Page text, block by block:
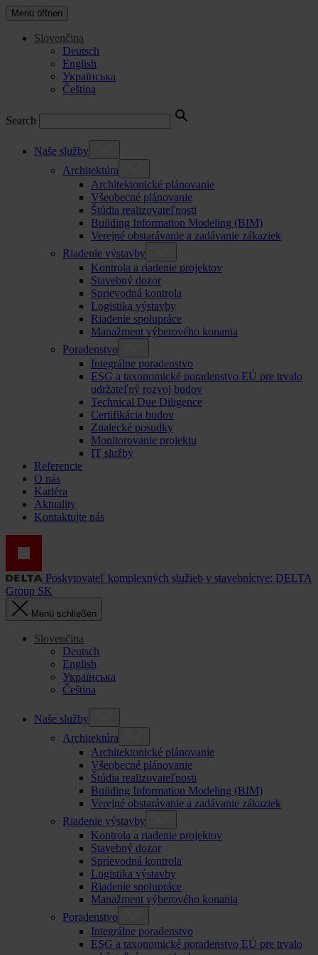
Menü öffnen
Slovenčina
Deutsch
English
Українська
Čeština
Search
Naše služby
Architektúra
Architektonické plánovanie
Všeobecné plánovanie
Štúdia realizovateľnosti
Building Information Modeling (BIM)
Verejné obstarávanie a zadávanie zákaziek
Riadenie výstavby
Kontrola a riadenie projektov
Stavebný dozor
Sprievodná kontrola
Logistika výstavby
Riadenie spolupráce
Manažment výberového konania
Poradenstvo
Integrálne poradenstvo
ESG a taxonomické poradenstvo EÚ pre trvalo
udržateľný rozvoj budov
Technical Due Diligence
Certifikácia budov
Znalecké posudky
Monitorovanie projektu
IT služby
Referencie
O nás
Kariéra
Aktuality
Kontaktujte nás
Poskytovateľ komplexných služieb v stavebníctve: DELTA
Group SK
Menü schließen
Slovenčina
Deutsch
English
Українська
Čeština
Naše služby
Architektúra
Architektonické plánovanie
Všeobecné plánovanie
Štúdia realizovateľnosti
Building Information Modeling (BIM)
Verejné obstarávanie a zadávanie zákaziek
Riadenie výstavby
Kontrola a riadenie projektov
Stavebný dozor
Sprievodná kontrola
Logistika výstavby
Riadenie spolupráce
Manažment výberového konania
Poradenstvo
Integrálne poradenstvo
ESG a taxonomické poradenstvo EÚ pre trvalo